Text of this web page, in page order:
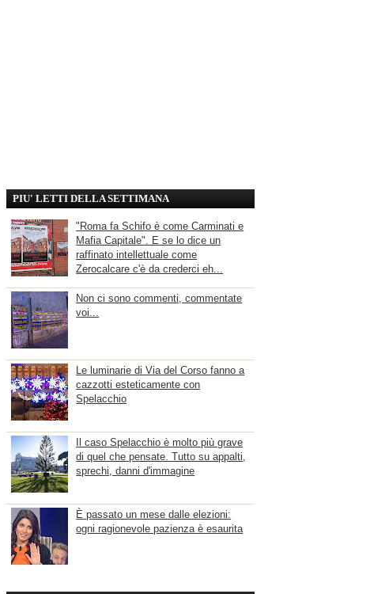
PIU' LETTI DELLA SETTIMANA
"Roma fa Schifo è come Carminati e
Mafia Capitale". E se lo dice un
raffinato intellettuale come
Zerocalcare c'è da crederci eh...
Non ci sono commenti, commentate
voi...
Le luminarie di Via del Corso fanno a
cazzotti esteticamente con
Spelacchio
Il caso Spelacchio è molto più grave
di quel che pensate. Tutto su appalti,
sprechi, danni d'immagine
È passato un mese dalle elezioni:
ogni ragionevole pazienza è esaurita